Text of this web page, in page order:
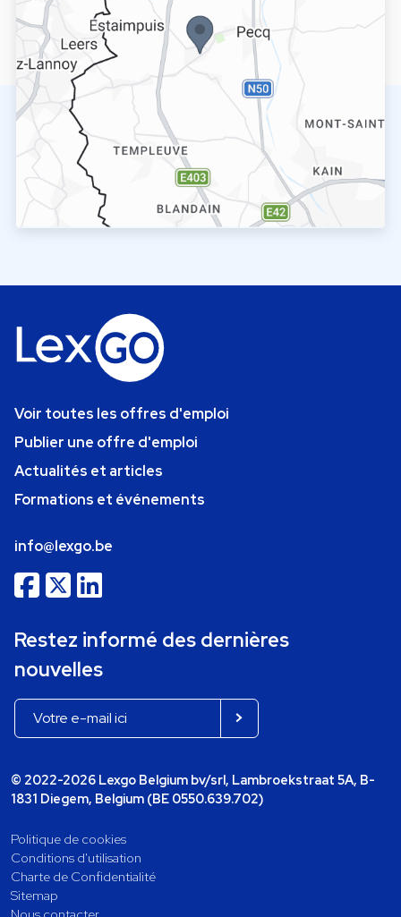
Voir toutes les offres d'emploi
Publier une offre d'emploi
Actualités et articles
Formations et événements
info@lexgo.be
Restez informé des dernières
nouvelles
© 2022-2026 Lexgo Belgium bv/srl, Lambroekstraat 5A, B-
1831 Diegem, Belgium (BE 0550.639.702)
Politique de cookies
Conditions d'utilisation
Charte de Confidentialité
Sitemap